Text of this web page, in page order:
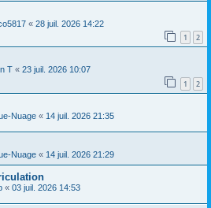
« 28 juil. 2026 14:22
1 2
T « 23 juil. 2026 10:07
1 2
Nuage « 14 juil. 2026 21:35
Nuage « 14 juil. 2026 21:29
« 03 juil. 2026 14:53